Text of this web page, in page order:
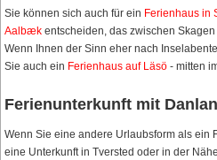
Sie können sich auch für ein Ferienhaus in
Aalbæk entscheiden, das zwischen
Wenn Ihnen der Sinn eher nach
Sie auch ein Ferienhaus auf Läsö - mitten
Ferienunterkunft mit
Wenn Sie eine andere Urlaubsform als ein
eine Unterkunft in Tversted oder in der